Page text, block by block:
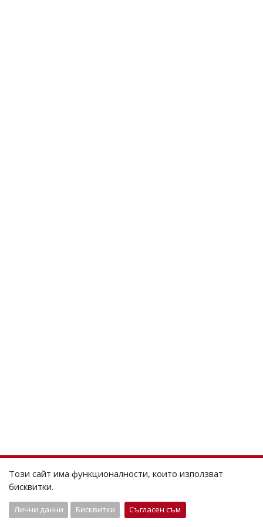
Този сайт има функционалности, които използват
бисквитки.
Лични данни Бисквитки Съгласен съм